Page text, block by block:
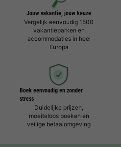
Jouw vakantie, jouw keuze
Vergelijk eenvoudig 1500
vakantieparken en
accommodaties in heel
Europa
Boek eenvoudig en zonder
stress
Duidelijke prijzen,
moeiteloos boeken en
veilige betaalomgeving